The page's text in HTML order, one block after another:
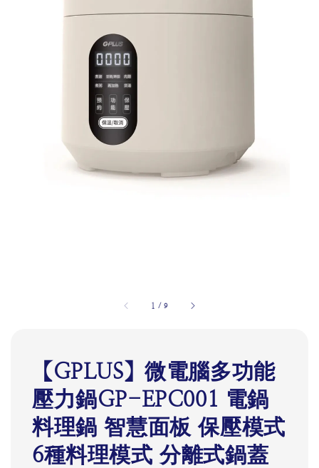
1 /9
【GPLUS】微電腦多功能
壓力鍋GP-EPC001 電鍋
料理鍋 智慧面板 保壓模式
6種料理模式 分離式鍋蓋